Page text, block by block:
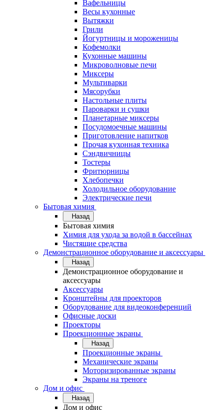
Вафельницы
Весы кухонные
Вытяжки
Грили
Йогуртницы и мороженицы
Кофемолки
Кухонные машины
Микроволновые печи
Миксеры
Мультиварки
Мясорубки
Настольные плиты
Пароварки и сушки
Планетарные миксеры
Посудомоечные машины
Приготовление напитков
Прочая кухонная техника
Сэндвичницы
Тостеры
Фритюрницы
Хлебопечки
Холодильное оборудование
Электрические печи
Бытовая химия
Назад
Бытовая химия
Химия для ухода за водой в бассейнах
Чистящие средства
Демонстрационное оборудование и аксессуары
Назад
Демонстрационное оборудование и
аксессуары
Аксессуары
Кронштейны для проекторов
Оборудование для видеоконференций
Офисные доски
Проекторы
Проекционные экраны
Назад
Проекционные экраны
Механические экраны
Моторизированные экраны
Экраны на треноге
Дом и офис
Назад
Дом и офис